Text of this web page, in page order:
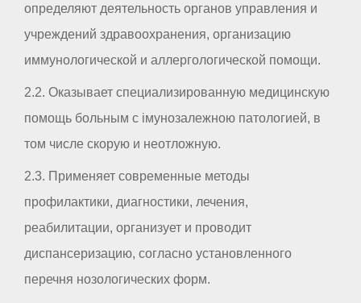
определяют деятельность органов управления и
учреждений здравоохранения, организацию
иммунологической и аллергологической помощи.
2.2. Оказывает специализированную медицинскую
помощь больным с імунозалежною патологией, в
том числе скорую и неотложную.
2.3. Применяет современные методы
профилактики, диагностики, лечения,
реабилитации, организует и проводит
диспансеризацию, согласно установленного
перечня нозологических форм.